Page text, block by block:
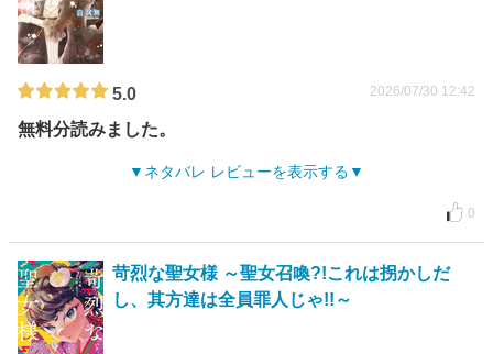
5.0 2026/07/30 12:42
無料分読みました。
ネタバレ レビューを表示する
0
苛烈な聖女様 ～聖女召喚?!これは拐かしだ
し、其方達は全員罪人じゃ!!～